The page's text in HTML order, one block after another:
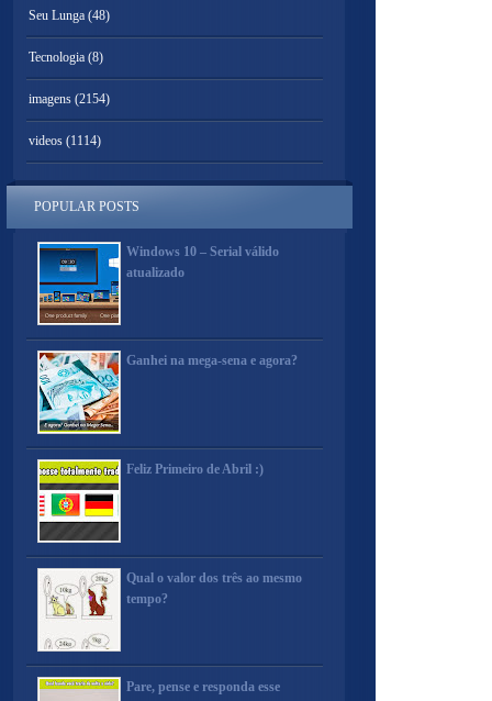
Seu Lunga (48)
Tecnologia (8)
imagens (2154)
videos (1114)
POPULAR POSTS
Windows 10 – Serial válido
atualizado
Ganhei na mega-sena e agora?
Feliz Primeiro de Abril :)
Qual o valor dos três ao mesmo
tempo?
Pare, pense e responda esse